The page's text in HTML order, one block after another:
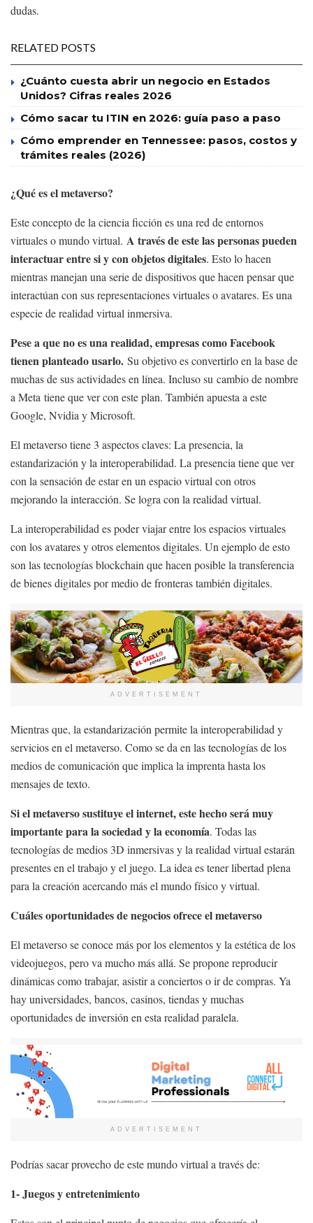
dudas.
RELATED POSTS
¿Cuánto cuesta abrir un negocio en Estados
Unidos? Cifras reales 2026
Cómo sacar tu ITIN en 2026: guía paso a paso
Cómo emprender en Tennessee: pasos, costos y
trámites reales (2026)
¿Qué es el metaverso?
Este concepto de la ciencia ficción es una red de entornos
virtuales o mundo virtual. A través de este las personas pueden
interactuar entre si y con objetos digitales. Esto lo hacen
mientras manejan una serie de dispositivos que hacen pensar que
interactúan con sus representaciones virtuales o avatares. Es una
especie de realidad virtual inmersiva.
Pese a que no es una realidad, empresas como Facebook
tienen planteado usarlo. Su objetivo es convertirlo en la base de
muchas de sus actividades en línea. Incluso su cambio de nombre
a Meta tiene que ver con este plan. También apuesta a este
Google, Nvidia y Microsoft.
El metaverso tiene 3 aspectos claves: La presencia, la
estandarización y la interoperabilidad. La presencia tiene que ver
con la sensación de estar en un espacio virtual con otros
mejorando la interacción. Se logra con la realidad virtual.
La interoperabilidad es poder viajar entre los espacios virtuales
con los avatares y otros elementos digitales. Un ejemplo de esto
son las tecnologías blockchain que hacen posible la transferencia
de bienes digitales por medio de fronteras también digitales.
ADVERTISEMENT
Mientras que, la estandarización permite la interoperabilidad y
servicios en el metaverso. Como se da en las tecnologías de los
medios de comunicación que implica la imprenta hasta los
mensajes de texto.
Si el metaverso sustituye el internet, este hecho será muy
importante para la sociedad y la economía. Todas las
tecnologías de medios 3D inmersivas y la realidad virtual estarán
presentes en el trabajo y el juego. La idea es tener libertad plena
para la creación acercando más el mundo físico y virtual.
Cuáles oportunidades de negocios ofrece el metaverso
El metaverso se conoce más por los elementos y la estética de los
videojuegos, pero va mucho más allá. Se propone reproducir
dinámicas como trabajar, asistir a conciertos o ir de compras. Ya
hay universidades, bancos, casinos, tiendas y muchas
oportunidades de inversión en esta realidad paralela.
ADVERTISEMENT
Podrías sacar provecho de este mundo virtual a través de:
1- Juegos y entretenimiento